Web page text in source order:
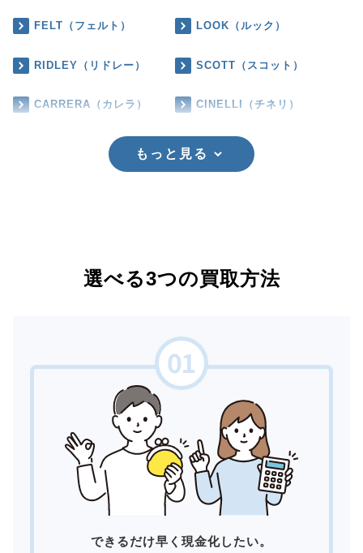
FELT（フェルト） LOOK（ルック）
RIDLEY（リドレー） SCOTT（スコット）
CARRERA（カレラ） CINELLI（チネリ）
もっと見る
選べる3つの買取方法
できるだけ早く現金化したい。